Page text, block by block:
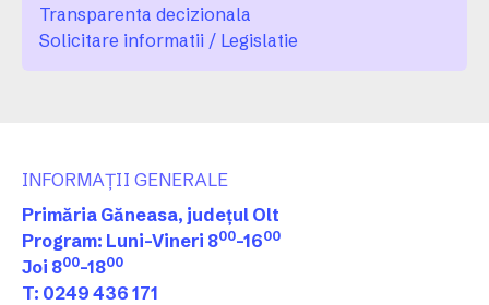
Transparenta decizionala
Solicitare informatii / Legislatie
INFORMAȚII GENERALE
Primăria Găneasa, județul Olt
Program: Luni-Vineri 800-1600
Joi 800-1800
T: 0249 436 171